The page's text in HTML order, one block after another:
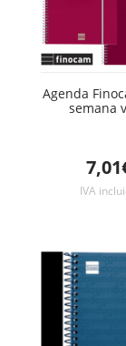
Agenda
semana
IVA